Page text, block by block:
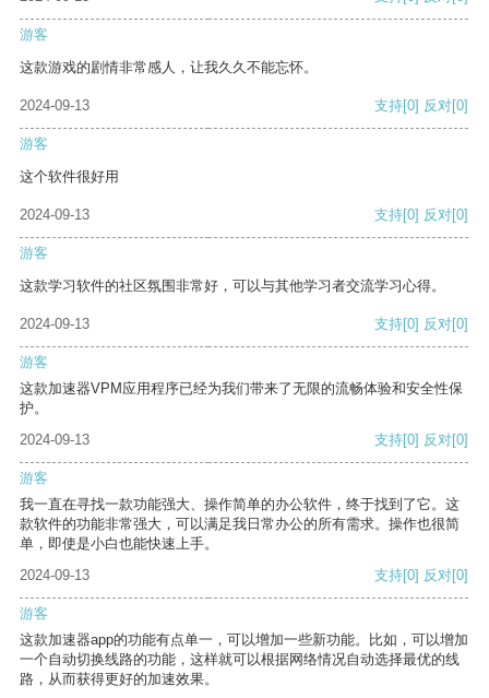
游客
这款游戏的剧情非常感人，让我久久不能忘怀。
2024-09-13 支持[0] 反对[0]
游客
这个软件很好用
2024-09-13 支持[0] 反对[0]
游客
这款学习软件的社区氛围非常好，可以与其他学习者交流学习心得。
2024-09-13 支持[0] 反对[0]
游客
这款加速器VPM应用程序已经为我们带来了无限的流畅体验和安全性保
护。
2024-09-13
支持[0] 反对[0]
游客
我一直在寻找一款功能强大、操作简单的办公软件，终于找到了它。这
款软件的功能非常强大，可以满足我日常办公的所有需求。操作也很简
单，即使是小白也能快速上手。
2024-09-13
支持[0] 反对[0]
游客
这款加速器app的功能有点单一，可以增加一些新功能。比如，可以增加
一个自动切换线路的功能，这样就可以根据网络情况自动选择最优的线
路，从而获得更好的加速效果。